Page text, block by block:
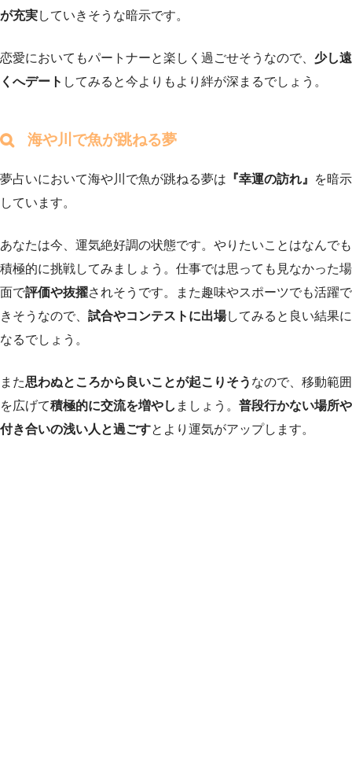
が充実していきそうな暗示です。
恋愛においてもパートナーと楽しく過ごせそうなので、 少し遠
くへデート してみると今よりもより絆が深まるでしょう。
海や川で魚が跳ねる夢
夢占いにおいて海や川で魚が跳ねる夢は 『幸運の訪れ』
を暗示
しています。
あなたは今、運気絶好調の状態です。やりたいことはなんでも
積極的に挑戦してみましょう。仕事では思っても見なかった場
面で評価や抜擢されそうです。また趣味やスポーツでも活躍で
きそうなので、 試合やコンテストに出場してみると良い結果に
なるでしょう。
また思わぬところから良いことが起こりそう なので、移動範囲
を広げて積極的に交流を増やし ましょう。 普段行かない場所や
付き合いの浅い人と過ごすとより運気がアップします。